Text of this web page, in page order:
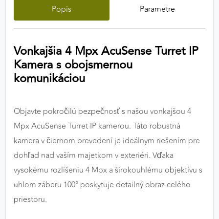
Popis Parametre
Vonkajšia 4 Mpx AcuSense Turret IP
Kamera s obojsmernou
komunikáciou
Objavte pokročilú bezpečnosť s našou vonkajšou 4
Mpx AcuSense Turret IP kamerou. Táto robustná
kamera v čiernom prevedení je ideálnym riešením pre
dohľad nad vaším majetkom v exteriéri. Vďaka
vysokému rozlíšeniu 4 Mpx a širokouhlému objektívu s
uhlom záberu 100° poskytuje detailný obraz celého
priestoru.
výkon a funkčnosť našich stránok.
Poskytovateľ: Google
Marketingové cookies sa používajú na sledovanie
správania používateľov naprieč webovými
stránkami. Umožňujú nám a našim partnerom
zobrazovať cielenú a relevantnú reklamu, a to na
našom webe aj v reklamných sieťach tretích strán.